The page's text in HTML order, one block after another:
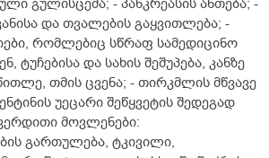
გულისცემა; - პანკრეასის ანთება; -
და თვალების გაყვითლება; -
რომლებიც სწრაფ სამედიცინო
ტუჩებისა და სახის შეშუპება, კანზე
თმის ცვენა; - თირკმლის მწვავე
უეცარი შეწყვეტის შედეგად
მოვლენები:
გართულება, ტკივილი,